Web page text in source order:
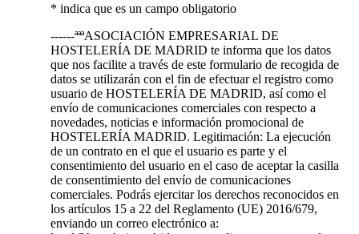
* indica que es un campo obligatorio
------ªªªASOCIACIÓN EMPRESARIAL DE
HOSTELERÍA DE MADRID te informa que los datos
que nos facilite a través de este formulario de recogida de
datos se utilizarán con el fin de efectuar el registro como
usuario de HOSTELERÍA DE MADRID, así como el
envío de comunicaciones comerciales con respecto a
novedades, noticias e información promocional de
HOSTELERÍA MADRID. Legitimación: La ejecución
de un contrato en el que el usuario es parte y el
consentimiento del usuario en el caso de aceptar la casilla
de consentimiento del envío de comunicaciones
comerciales. Podrás ejercitar los derechos reconocidos en
los artículos 15 a 22 del Reglamento (UE) 2016/679,
enviando un correo electrónico a: